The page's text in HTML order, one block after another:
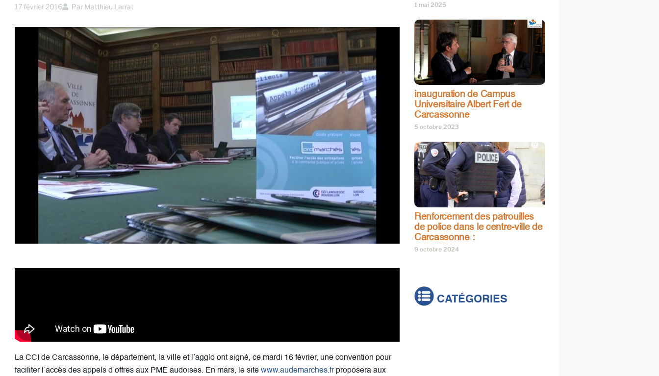
17 février 2016 Par Matthieu Larrat
La CCI de Carcassonne, le département, la ville et l’agglo ont signé, ce mardi 16 février, une convention pour
faciliter l’accès des appels d’offres aux PME audoises. En mars, le site www.audemarches.fr proposera aux
1 mai 2025
inauguration de Campus
Universitaire Albert Fert de
Carcassonne
5 octobre 2023
Renforcement des patrouilles
de police dans le centre-ville de
Carcassonne :
9 octobre 2024
CATÉGORIES